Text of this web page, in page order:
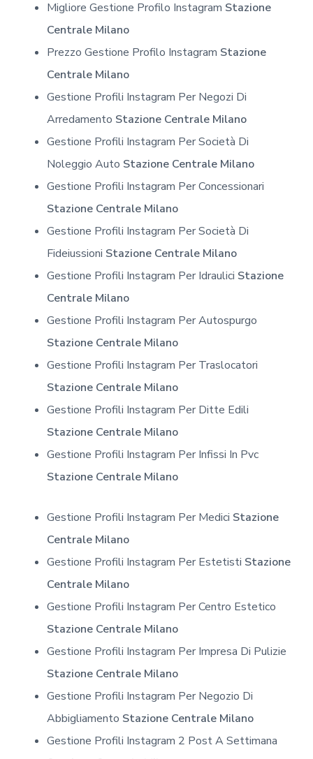
Migliore Gestione Profilo Instagram Stazione
Centrale Milano
Prezzo Gestione Profilo Instagram Stazione
Centrale Milano
Gestione Profili Instagram Per Negozi Di
Arredamento Stazione Centrale Milano
Gestione Profili Instagram Per Società Di
Noleggio Auto Stazione Centrale Milano
Gestione Profili Instagram Per Concessionari
Stazione Centrale Milano
Gestione Profili Instagram Per Società Di
Fideiussioni Stazione Centrale Milano
Gestione Profili Instagram Per Idraulici Stazione
Centrale Milano
Gestione Profili Instagram Per Autospurgo
Stazione Centrale Milano
Gestione Profili Instagram Per Traslocatori
Stazione Centrale Milano
Gestione Profili Instagram Per Ditte Edili
Stazione Centrale Milano
Gestione Profili Instagram Per Infissi In Pvc
Stazione Centrale Milano
Gestione Profili Instagram Per Medici Stazione
Centrale Milano
Gestione Profili Instagram Per Estetisti Stazione
Centrale Milano
Gestione Profili Instagram Per Centro Estetico
Stazione Centrale Milano
Gestione Profili Instagram Per Impresa Di Pulizie
Stazione Centrale Milano
Gestione Profili Instagram Per Negozio Di
Abbigliamento Stazione Centrale Milano
Gestione Profili Instagram 2 Post A Settimana